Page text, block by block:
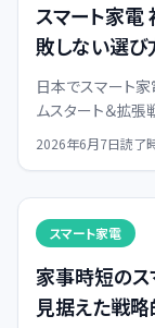
スマート家電
敗しない選
日本でスマート
ムスタート＆拡張
活用法まで、生活
2026年6月7日読了
スマート家電
家事時短のス
見据えた戦